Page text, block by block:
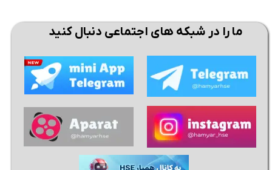
ما را در شبکه های اجتماعی دنبال کنید